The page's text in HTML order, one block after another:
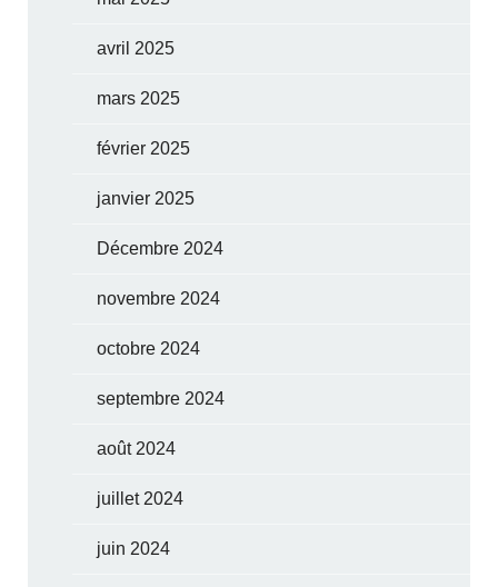
avril 2025
mars 2025
février 2025
janvier 2025
Décembre 2024
novembre 2024
octobre 2024
septembre 2024
août 2024
juillet 2024
juin 2024